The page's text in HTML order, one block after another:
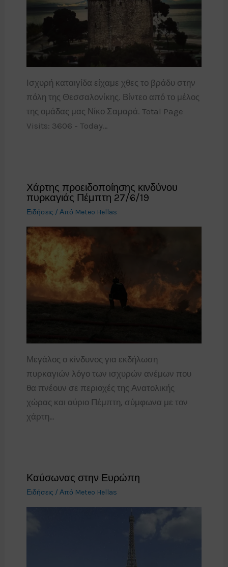
Ισχυρή καταιγίδα είχαμε χθες το βράδυ στην
πόλη της Θεσσαλονίκης. Βίντεο από το μέλος
της ομάδας μας Νίκο Σαμαρά. Total Page
Visits: 3606 - Today…
Χάρτης προειδοποίησης κινδύνου
πυρκαγιάς Πέμπτη 27/6/19
Ειδήσεις / Από Meteo Hellas
Μεγάλος ο κίνδυνος για εκδήλωση
πυρκαγιών λόγο των ισχυρών ανέμων που
θα πνέουν σε περιοχές της Ανατολικής
χώρας και αύριο Πέμπτη, σύμφωνα με τον
χάρτη…
Καύσωνας στην Ευρώπη
Ειδήσεις / Από Meteo Hellas